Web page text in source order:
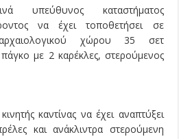
υπεύθυνος καταστήματος
να έχει τοποθετήσει σε
χώρου 35 σετ
με 2 καρέκλες, στερούμενος
καντίνας να έχει αναπτύξει
και ανάκλιντρα στερούμενη